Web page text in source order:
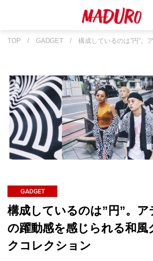
TOP / GADGET / 構成しているのは”円”。
GADGET
構成しているのは”円”。ア
の躍動感を感じられる和風
クコレクション